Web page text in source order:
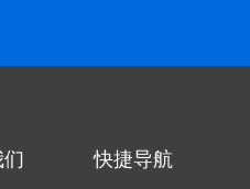
快捷导航